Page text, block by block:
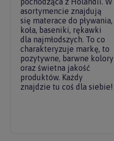
asortymencie znajdują
się materace do pływania,
koła, baseniki, rękawki
dla najmłodszych. To co
charakteryzuje markę, to
pozytywne, barwne kolory
oraz świetna jakość
produktów. Każdy
znajdzie tu coś dla siebie!